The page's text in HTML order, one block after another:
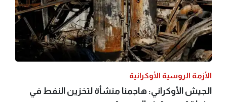
الأزمة الروسية الأوكرانية
الجيش الأوكراني: هاجمنا منشأة لتخزين النفط في